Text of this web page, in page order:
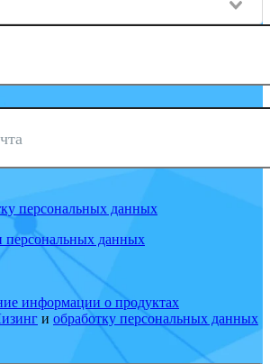
персональных данных
персональных данных
информации о продуктах
и обработку персональных данных